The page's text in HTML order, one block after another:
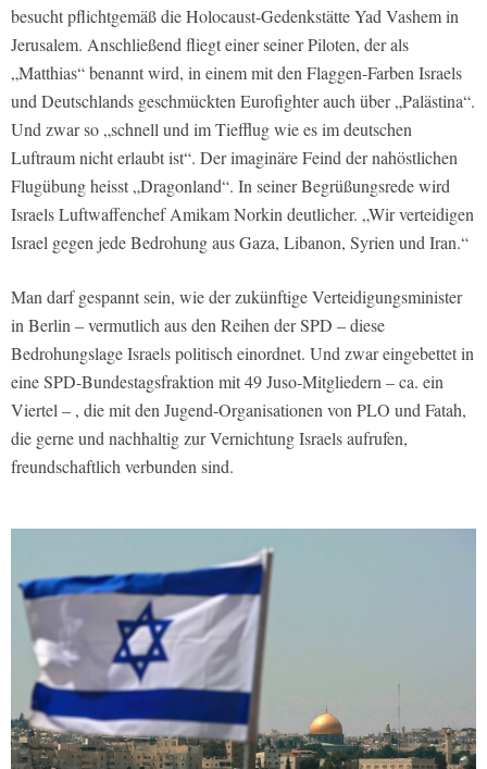
besucht pflichtgemäß die Holocaust-Gedenkstätte Yad Vashem in
Jerusalem. Anschließend fliegt einer seiner Piloten, der als
„Matthias“ benannt wird, in einem mit den Flaggen-Farben Israels
und Deutschlands geschmückten Eurofighter auch über „Palästina“.
Und zwar so „schnell und im Tiefflug wie es im deutschen
Luftraum nicht erlaubt ist“. Der imaginäre Feind der nahöstlichen
Flugübung heisst „Dragonland“. In seiner Begrüßungsrede wird
Israels Luftwaffenchef Amikam Norkin deutlicher. „Wir verteidigen
Israel gegen jede Bedrohung aus Gaza, Libanon, Syrien und Iran.“
Man darf gespannt sein, wie der zukünftige Verteidigungsminister
in Berlin – vermutlich aus den Reihen der SPD – diese
Bedrohungslage Israels politisch einordnet. Und zwar eingebettet in
eine SPD-Bundestagsfraktion mit 49 Juso-Mitgliedern – ca. ein
Viertel – , die mit den Jugend-Organisationen von PLO und Fatah,
die gerne und nachhaltig zur Vernichtung Israels aufrufen,
freundschaftlich verbunden sind.